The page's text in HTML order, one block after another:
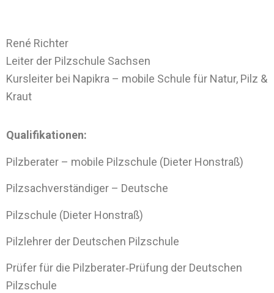
René Richter
Leiter der Pilzschule Sachsen
Kursleiter bei Napikra – mobile Schule für Natur, Pilz &
Kraut
Qualifikationen:
Pilzberater – mobile Pilzschule (Dieter Honstraß)
Pilzsachverständiger – Deutsche
Pilzschule (Dieter Honstraß)
Pilzlehrer der Deutschen Pilzschule
Prüfer für die Pilzberater‑Prüfung der Deutschen
Pilzschule